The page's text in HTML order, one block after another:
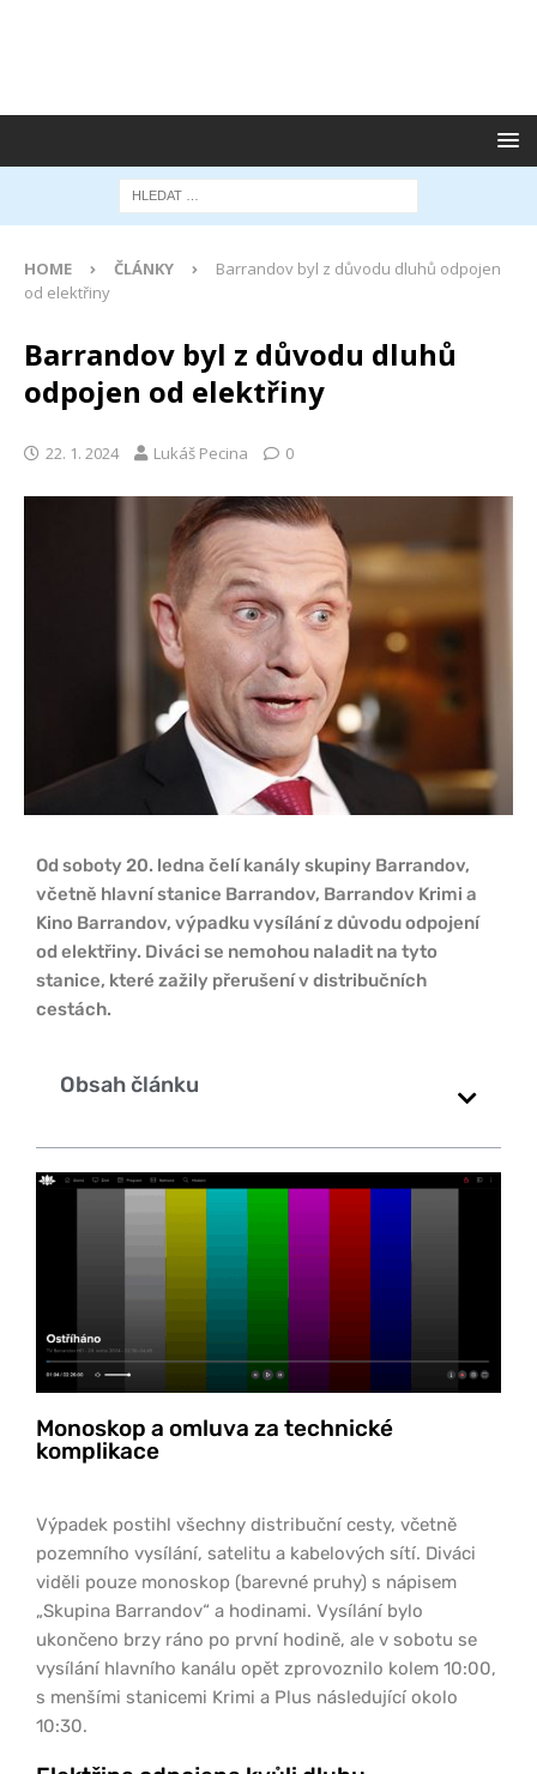
HOME ČLÁNKY
Barrandov byl z důvodu dluhů odpojen
od elektřiny
Barrandov byl z důvodu dluhů
odpojen od elektřiny
22. 1. 2024 Lukáš Pecina 0
Od soboty 20. ledna čelí kanály skupiny Barrandov,
včetně hlavní stanice Barrandov, Barrandov Krimi a
Kino Barrandov, výpadku vysílání z důvodu odpojení
od elektřiny. Diváci se nemohou naladit na tyto
stanice, které zažily přerušení v distribučních
cestách.
Obsah článku
Monoskop a omluva za technické
komplikace
Výpadek postihl všechny distribuční cesty, včetně
pozemního vysílání, satelitu a kabelových sítí. Diváci
viděli pouze monoskop (barevné pruhy) s nápisem
„Skupina Barrandov“ a hodinami. Vysílání bylo
ukončeno brzy ráno po první hodině, ale v sobotu se
vysílání hlavního kanálu opět zprovoznilo kolem 10:00,
s menšími stanicemi Krimi a Plus následující okolo
10:30.